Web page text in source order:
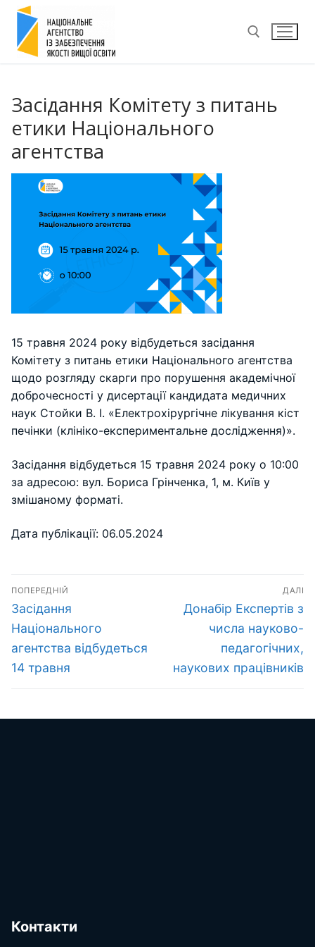
Перейти
вмісту
Засідання Комітету з питань
етики Національного
агентства
15 травня 2024 року відбудеться засідання
Комітету з питань етики Національного агентства
щодо розгляду скарги про порушення академічної
доброчесності у дисертації кандидата медичних
наук Стойки В. І. «Електрохірургічне лікування кіст
печінки (клініко-експериментальне дослідження)».
Засідання відбудеться 15 травня 2024 року о 10:00
за адресою: вул. Бориса Грінченка, 1, м. Київ у
змішаному форматі.
Дата публікації: 06.05.2024
Навігація
записів
ПОПЕРЕДНІЙ
Попередній
запис:
Засідання
Національного
агентства відбудеться
14 травня
ДАЛІ
Наступний
запис:
Донабір Експертів з
числа науково-
педагогічних,
наукових працівників
Контакти